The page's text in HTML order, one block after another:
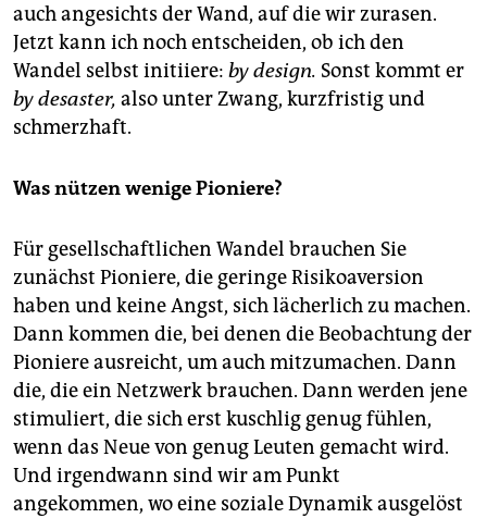
auch angesichts der Wand, auf die wir zurasen.
Jetzt kann ich noch entscheiden, ob ich den
Wandel selbst initiiere: by design. Sonst kommt er
by desaster, also unter Zwang, kurzfristig und
schmerzhaft.
Was nützen wenige Pioniere?
Für gesellschaftlichen Wandel brauchen Sie
zunächst Pioniere, die geringe Risikoaversion
haben und keine Angst, sich lächerlich zu machen.
Dann kommen die, bei denen die Beobachtung der
Pioniere ausreicht, um auch mitzumachen. Dann
die, die ein Netzwerk brauchen. Dann werden jene
stimuliert, die sich erst kuschlig genug fühlen,
wenn das Neue von genug Leuten gemacht wird.
Und irgendwann sind wir am Punkt
angekommen, wo eine soziale Dynamik ausgelöst